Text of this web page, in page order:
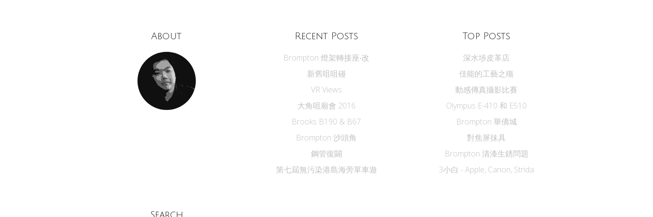
About Recent Posts
Brompton 燈架轉接座‧改
新舊咀咀碰
VR Views
大角咀廟會 2016
Brooks B190 & B67
Brompton 沙頭角
鋼管復闢
第七屆無污染港島海旁單車遊
Top Posts
深水埗皮革店
佳能的工藝之殤
動感傳真攝影比賽
Olympus E-410 和 E510
Brompton 華僑城
對焦屏抹具
Brompton 清漆生銹問題
3小白 - Apple, Canon, Strida
Search